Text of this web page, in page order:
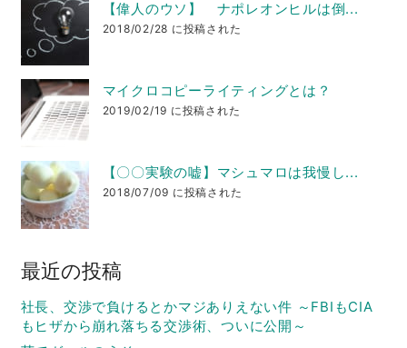
【偉人のウソ】 ナポレオンヒルは倒...
2018/02/28 に投稿された
マイクロコピーライティングとは？
2019/02/19 に投稿された
【〇〇実験の嘘】マシュマロは我慢し...
2018/07/09 に投稿された
最近の投稿
社長、交渉で負けるとかマジありえない件 ～FBIもCIA
もヒザから崩れ落ちる交渉術、ついに公開～